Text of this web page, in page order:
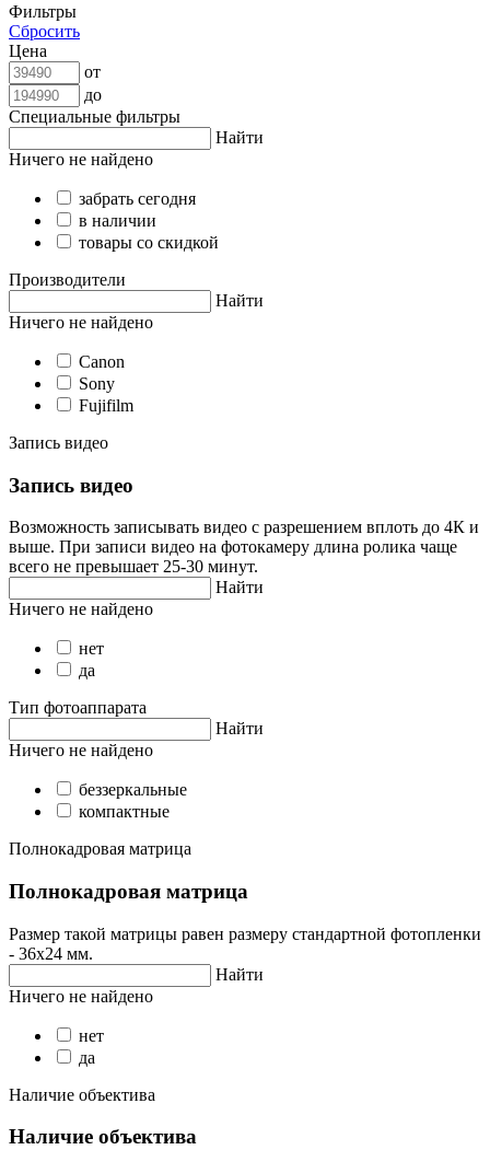
Фильтры
Сбросить
Цена
от
до
Специальные фильтры
Найти
Ничего не найдено
забрать сегодня
в наличии
товары со скидкой
Производители
Найти
Ничего не найдено
Canon
Sony
Fujifilm
Запись видео
Запись видео
Возможность записывать видео с разрешением вплоть до 4К и
выше. При записи видео на фотокамеру длина ролика чаще
всего не превышает 25-30 минут.
Найти
Ничего не найдено
нет
да
Тип фотоаппарата
Найти
Ничего не найдено
беззеркальные
компактные
Полнокадровая матрица
Полнокадровая матрица
Размер такой матрицы равен размеру стандартной фотопленки
- 36х24 мм.
Найти
Ничего не найдено
нет
да
Наличие объектива
Наличие объектива